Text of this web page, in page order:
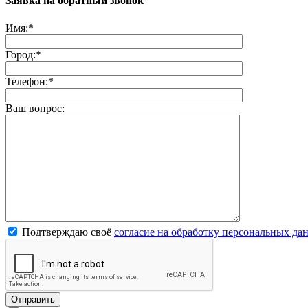
Имя:*
Город:*
Телефон:*
Ваш вопрос:
Подтверждаю своё согласие на обработку персональных